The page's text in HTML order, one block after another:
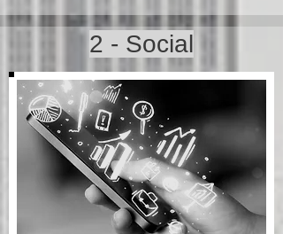
2 - Social